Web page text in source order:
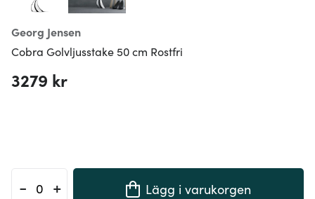
Georg Jensen
Cobra Golvljusstake 50 cm Rostfri
3279 kr
- + Lägg i varukorgen